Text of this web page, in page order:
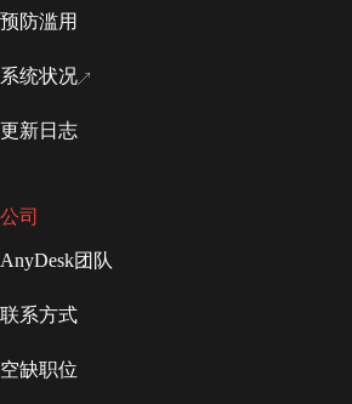
预防滥用
系统状况
更新日志
公司
AnyDesk团队
联系方式
空缺职位